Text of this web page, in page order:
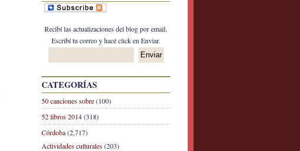
Recibí las actualizaciones del blog por email.
Escribí tu correo y hacé click en Enviar.
CATEGORÍAS
50 canciones sobre(100)
52 libros 2014(318)
Córdoba(2,717)
Actividades culturales(203)